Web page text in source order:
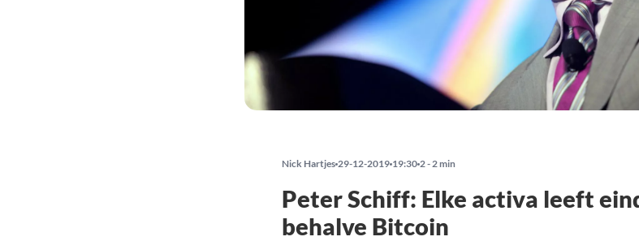
Nick Hartjes 29-12-2019 19:30 2 - 2 min
Peter Schiff: Elke activa leeft
behalve Bitcoin